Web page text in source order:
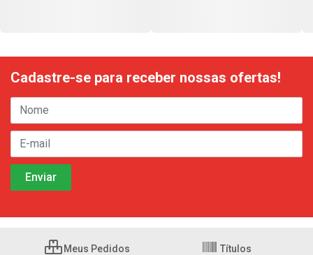
Cadastre-se para receber nossas ofertas!
Meus Pedidos Títulos